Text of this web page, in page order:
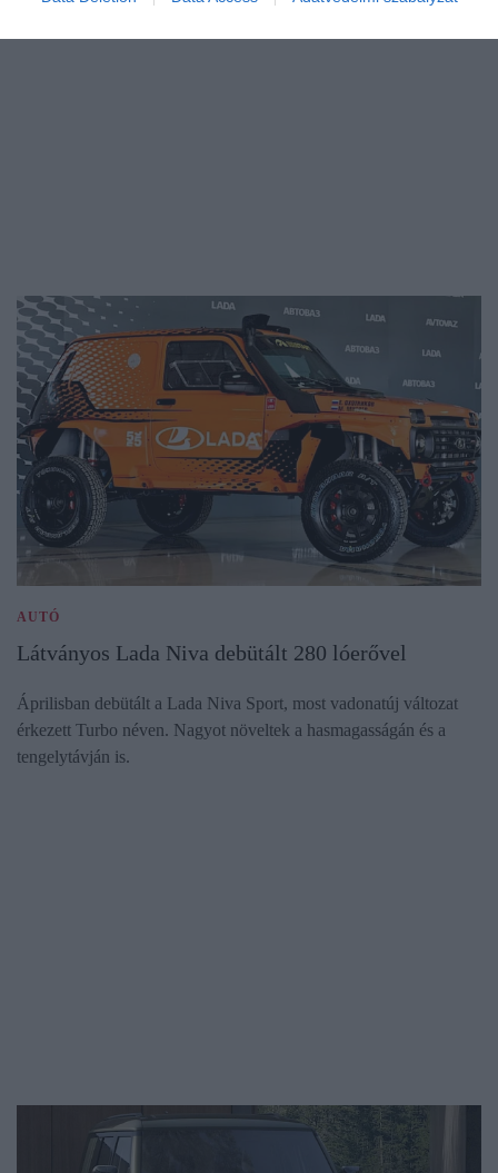
AUTÓ
Látványos Lada Niva debütált 280 lóerővel
Áprilisban debütált a Lada Niva Sport, most vadonatúj változat
érkezett Turbo néven. Nagyot növeltek a hasmagasságán és a
tengelytávján is.